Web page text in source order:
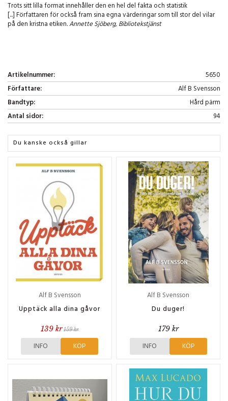
Trots sitt lilla format innehåller den en hel del fakta och statistik
[...] Författaren för också fram sina egna värderingar som till stor del vilar
på den kristna etiken.Annette Sjöberg, Bibliotekstjänst
Artikelnummer:
5650
Författare:
Alf B Svensson
Bandtyp:
Hård pärm
Antal sidor:
94
Du kanske också gillar
Alf B Svensson
Upptäck alla dina gåvor
139 kr 159 kr
INFO KÖP
Alf B Svensson
Du duger!
179 kr
INFO KÖP